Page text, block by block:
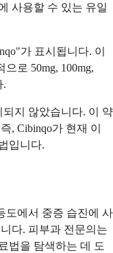
사용할 수 있는 유일
가 표시됩니다. 이
로 50mg, 100mg,
.
지 않았습니다. 이 약
, Cibinqo가 현재 이
입니다.
도에서 중증 습진에 사
다. 피부과 전문의는
법을 탐색하는 데 도